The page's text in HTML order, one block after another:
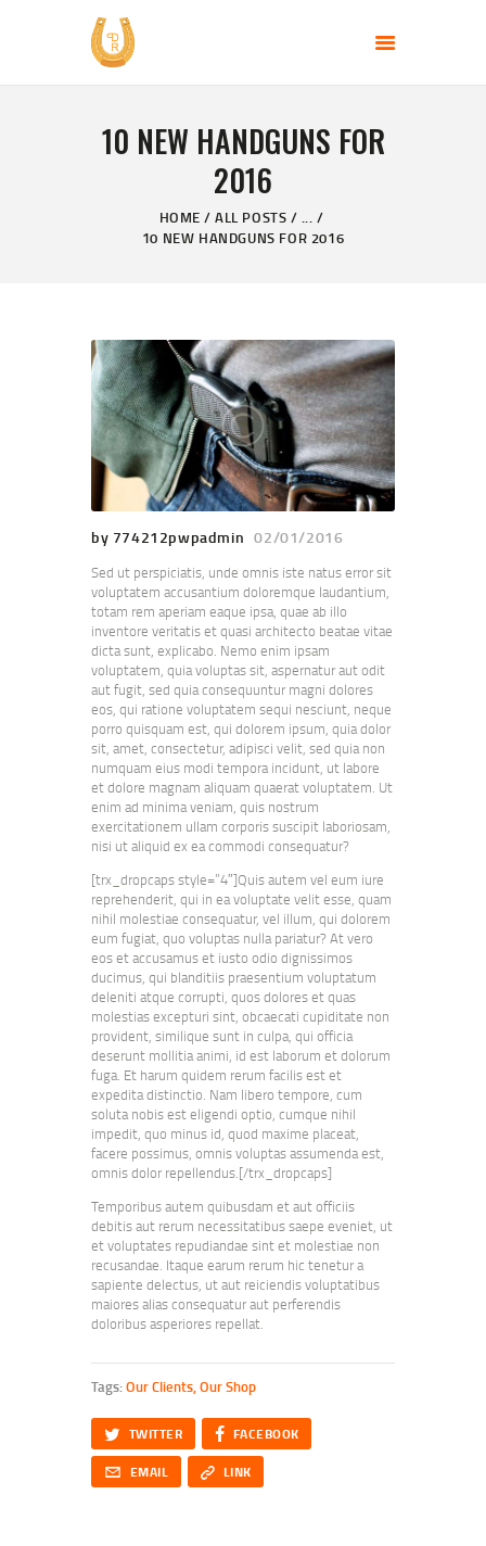
10 NEW HANDGUNS FOR
2016
HOME ALL POSTS
...
10 NEW HANDGUNS FOR 2016
PERFECT DAY RANCH, LLC
HOME
PRODUCTS
PROMOTION
by 774212pwpadmin 02/01/2016
Sed ut perspiciatis, unde omnis iste natus error sit
voluptatem accusantium doloremque laudantium,
totam rem aperiam eaque ipsa, quae ab illo
inventore veritatis et quasi architecto beatae vitae
dicta sunt, explicabo. Nemo enim ipsam
voluptatem, quia voluptas sit, aspernatur aut odit
aut fugit, sed quia consequuntur magni dolores
eos, qui ratione voluptatem sequi nesciunt, neque
porro quisquam est, qui dolorem ipsum, quia dolor
sit, amet, consectetur, adipisci velit, sed quia non
numquam eius modi tempora incidunt, ut labore
et dolore magnam aliquam quaerat voluptatem. Ut
enim ad minima veniam, quis nostrum
exercitationem ullam corporis suscipit laboriosam,
nisi ut aliquid ex ea commodi consequatur?
[trx_dropcaps style=”4″]Quis autem vel eum iure
reprehenderit, qui in ea voluptate velit esse, quam
nihil molestiae consequatur, vel illum, qui dolorem
eum fugiat, quo voluptas nulla pariatur? At vero
eos et accusamus et iusto odio dignissimos
ducimus, qui blanditiis praesentium voluptatum
deleniti atque corrupti, quos dolores et quas
molestias excepturi sint, obcaecati cupiditate non
provident, similique sunt in culpa, qui officia
deserunt mollitia animi, id est laborum et dolorum
fuga. Et harum quidem rerum facilis est et
expedita distinctio. Nam libero tempore, cum
soluta nobis est eligendi optio, cumque nihil
impedit, quo minus id, quod maxime placeat,
facere possimus, omnis voluptas assumenda est,
omnis dolor repellendus.[/trx_dropcaps]
Temporibus autem quibusdam et aut officiis
debitis aut rerum necessitatibus saepe eveniet, ut
et voluptates repudiandae sint et molestiae non
recusandae. Itaque earum rerum hic tenetur a
sapiente delectus, ut aut reiciendis voluptatibus
maiores alias consequatur aut perferendis
doloribus asperiores repellat.
Tags:Our Clients Our Shop
TwitterTWITTER Facebook
FACEBOOK
EmailEMAIL Copy URL to clipboard
LINK